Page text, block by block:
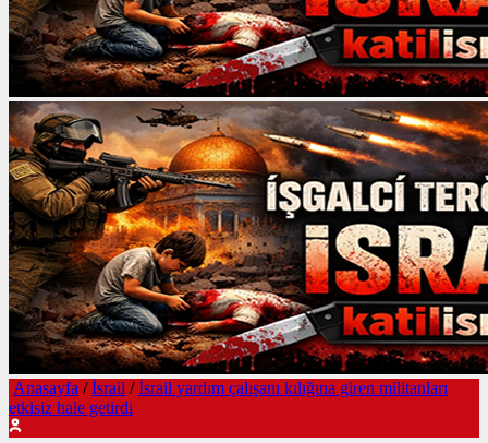
Anasayfa / İsrail / İsrail yardım çalışanı kılığına giren militanları
etkisiz hale getirdi